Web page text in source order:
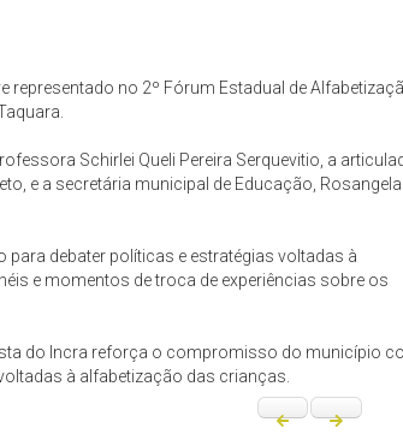
representado no 2º Fórum Estadual de
Schirlei Queli Pereira Serquevitio, a
e a secretária municipal de Educação, Rosangela
debater políticas e estratégias voltadas à
e momentos de troca de experiências sobre os
do Incra reforça o compromisso do município
à alfabetização das crianças.